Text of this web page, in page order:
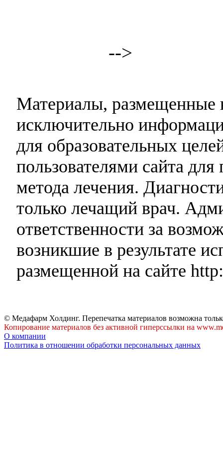
-->
Материалы, размещенные
исключительно
для образовательных
пользователями сайта
метода лечения.
только лечащий врач.
ответственности за
возникшие в результате
размещенной на сайте
© Медафарм Холдинг. Перепечатка материалов возможна
Копирование материалов без активной гиперссылки на
О компании
Политика в отношении обработки персональных данных